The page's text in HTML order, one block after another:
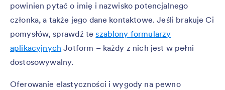
powinien pytać o imię i nazwisko potencjalnego
członka, a także jego dane kontaktowe. Jeśli brakuje Ci
pomysłów, sprawdź teszablony formularzy
aplikacyjnych Jotform – każdy z nich jest w pełni
dostosowywalny.
Oferowanie elastyczności i wygody na pewno